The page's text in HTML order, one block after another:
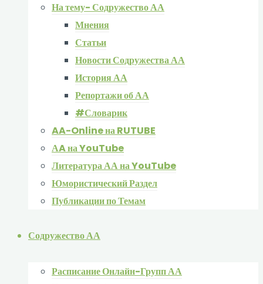
На тему- Содружество АА
Мнения
Статьи
Новости Содружества АА
История АА
Репортажи об АА
#Словарик
AA-Online на RUTUBE
АA на YouTube
Литература АА на YouTube
Юмористический Раздел
Публикации по Темам
Содружество АА
Расписание Онлайн-Групп АА